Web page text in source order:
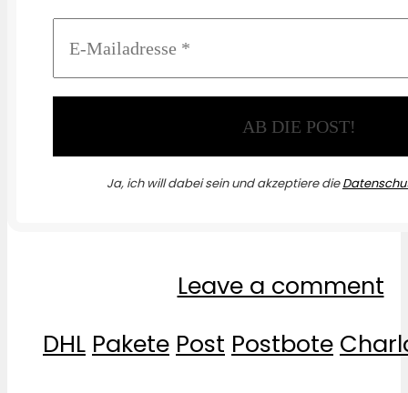
Ja, ich will dabei sein und akzeptiere die
Leave a comment
DHL Pakete Post Postbote